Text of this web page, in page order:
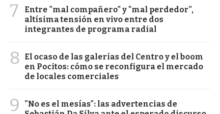
7
Entre "mal compañero" y "mal perdedor",
altísima tensión en vivo entre dos
integrantes de programa radial
8
El ocaso de las galerías del Centro y el boom
en Pocitos: cómo se reconfigura el mercado
de locales comerciales
9
"No es el mesías": las advertencias de